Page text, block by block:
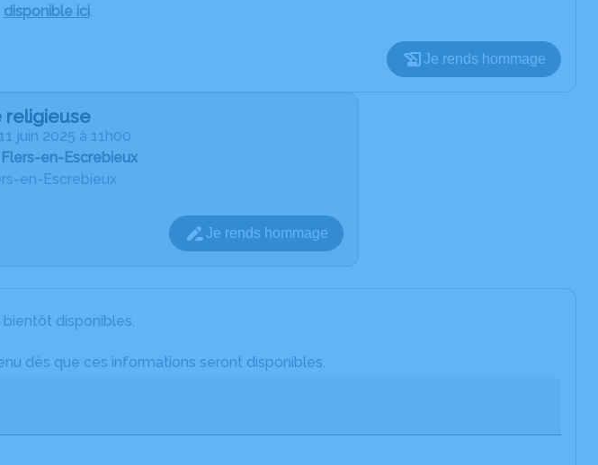
disponible ici.
Je rends hommage
religieuse
11 juin 2025 à 11h00
Flers-en-Escrebieux
en-Escrebieux
Je rends hommage
bientôt disponibles.
dès que ces informations seront disponibles.